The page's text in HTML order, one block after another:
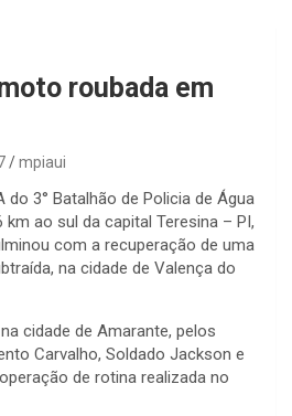
roubada em
mpiaui
do 3° Batalhão de Policia de Água
ao sul da capital Teresina – PI,
com a recuperação de uma
na cidade de Valença do
cidade de Amarante, pelos
Carvalho, Soldado Jackson e
de rotina realizada no